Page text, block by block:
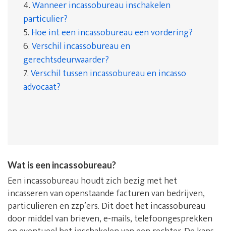
4.Wanneer incassobureau inschakelen
particulier?
5. Hoe int een incassobureau een vordering?
6.Verschil incassobureau en
gerechtsdeurwaarder?
7.Verschil tussen incassobureau en incasso
advocaat?
Wat is een incassobureau?
Een incassobureau houdt zich bezig met het
incasseren van openstaande facturen van bedrijven,
particulieren en zzp’ers. Dit doet het incassobureau
door middel van brieven, e-mails, telefoongesprekken